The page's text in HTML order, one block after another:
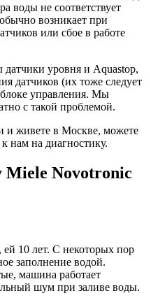
воды не соответствует
возникает при
или сбое в работе
уровня и Aquastop,
датчиков (их тоже следует
управления. Мы
с такой проблемой.
и живете в Москве, можете
нам на диагностику.
Novotronic
10 лет. С некоторых пор
заполнение водой.
машина работает
шум при заливе воды.